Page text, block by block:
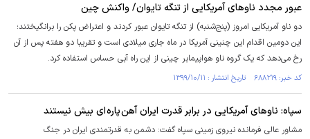
عبور مجدد ناوهای آمریکایی از تنگه تایوان/ واکنش چین
دو ناو آمریکایی امروز (پنج‌شنبه) از تنگه تایوان عبور کردند و اعتراض پکن را برانگیختند؛
این دومین اقدام این چنینی آمریکا در ماه جاری میلادی است و تقریبا دو هفته پس از آن
رخ می‌دهد که یک گروه ناو هواپیمابر چینی از این راه آبی حساس استفاده کرد.
کد خبر: ۶۸۸۲۱۹ تاریخ انتشار : ۱۳۹۹/۱۰/۱۱
سپاه: ناوهای آمریکایی در برابر قدرت ایران آهن پاره ای بیش نیستند
مشاور عالی فرمانده نیروی زمینی سپاه گفت: دشمن به قدرتمندی ایران در جنگ